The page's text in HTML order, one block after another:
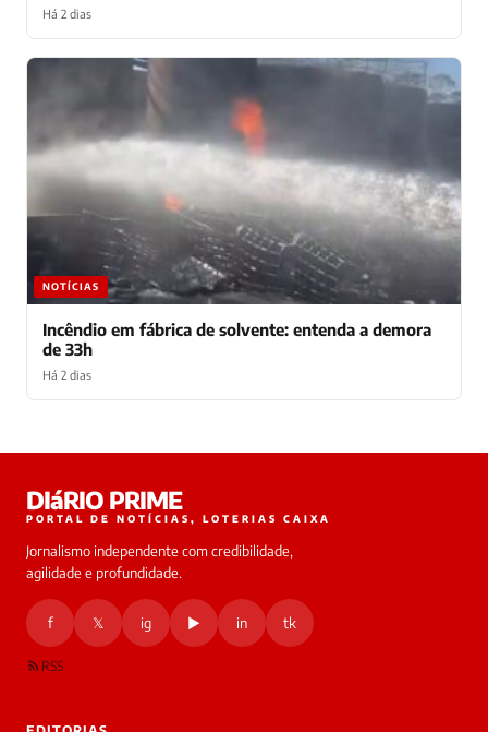
Há 2 dias
NOTÍCIAS
Incêndio em fábrica de solvente: entenda a demora
de 33h
Há 2 dias
online
DIáRIO PRIME
PORTAL DE NOTÍCIAS, LOTERIAS CAIXA
Jornalismo independente com credibilidade,
agilidade e profundidade.
f 𝕏 ig ▶ in tk
RSS